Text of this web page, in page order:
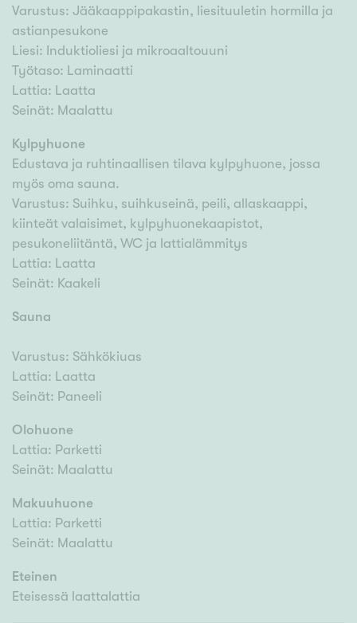
Varustus: Jääkaappipakastin, liesituuletin hormilla ja
astianpesukone
Liesi: Induktioliesi ja mikroaaltouuni
Työtaso: Laminaatti
Lattia: Laatta
Seinät: Maalattu
Kylpyhuone
Edustava ja ruhtinaallisen tilava kylpyhuone, jossa
myös oma sauna.
Varustus: Suihku, suihkuseinä, peili, allaskaappi,
kiinteät valaisimet, kylpyhuonekaapistot,
pesukoneliitäntä, WC ja lattialämmitys
Lattia: Laatta
Seinät: Kaakeli
Sauna
Varustus: Sähkökiuas
Lattia: Laatta
Seinät: Paneeli
Olohuone
Lattia: Parketti
Seinät: Maalattu
Makuuhuone
Lattia: Parketti
Seinät: Maalattu
Eteinen
Eteisessä laattalattia